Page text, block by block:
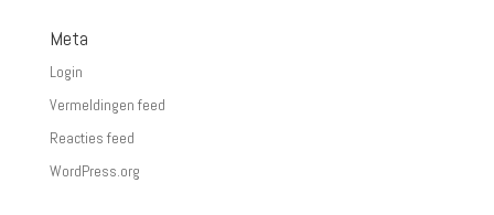
Meta
Login
Vermeldingen feed
Reacties feed
WordPress.org